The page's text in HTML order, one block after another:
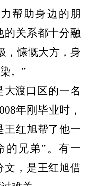
帮助身边的朋
的关系都十分融
，慷慨大方，身
。”
渡口区的一名
年刚毕业时，
王红旭帮了他一
的兄弟”。有一
文，是王红旭借